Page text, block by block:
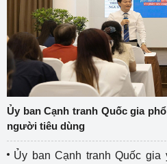
Ủy ban Cạnh tranh Quốc gia
người tiêu dùng
Ủy ban Cạnh tranh Quốc gia